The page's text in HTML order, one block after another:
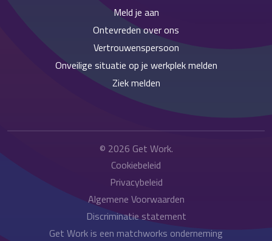
Meld je aan
Ontevreden over ons
Vertrouwenspersoon
Onveilige situatie op je werkplek melden
Ziek melden
© 2026 Get Work.
Cookiebeleid
Privacybeleid
Algemene Voorwaarden
Discriminatie statement
Get Work is een matchworks onderneming